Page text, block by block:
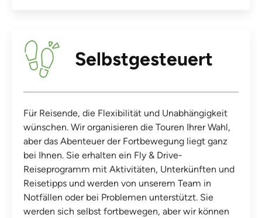
Selbstgesteuert
Für Reisende, die Flexibilität und Unabhängigkeit
wünschen. Wir organisieren die Touren Ihrer Wahl,
aber das Abenteuer der Fortbewegung liegt ganz
bei Ihnen. Sie erhalten ein Fly & Drive-
Reiseprogramm mit Aktivitäten, Unterkünften und
Reisetipps und werden von unserem Team in
Notfällen oder bei Problemen unterstützt. Sie
werden sich selbst fortbewegen, aber wir können